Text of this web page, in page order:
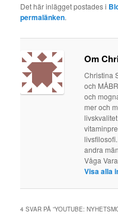
Det här inlägget postades i
permalänken.
Om
Christina
och
och
mer och
andra
Våga
Visa alla
4 SVAR PÅ ”YOUTUBE: